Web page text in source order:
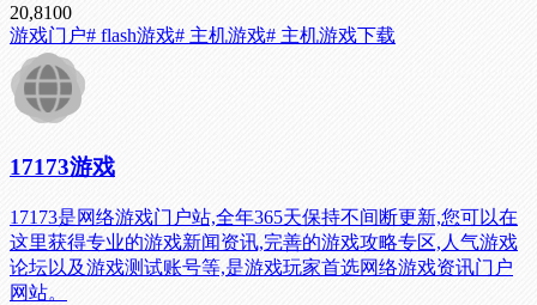
20,8100
游戏门户# flash游戏# 主机游戏# 主机游戏下载
17173游戏
17173是网络游戏门户站,全年365天保持不间断更新,您可以在
这里获得专业的游戏新闻资讯,完善的游戏攻略专区,人气游戏
论坛以及游戏测试账号等,是游戏玩家首选网络游戏资讯门户
网站。